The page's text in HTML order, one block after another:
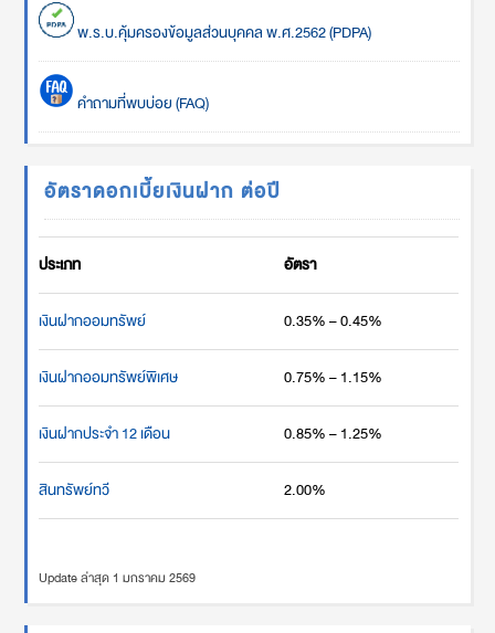
พ.ร.บ.คุ้มครองข้อมูลส่วนบุคคล พ.ศ.2562 (PDPA)
คำถามที่พบบ่อย (FAQ)
อัตราดอกเบี้ยเงินฝาก ต่อปี
ประเภท อัตรา
เงินฝากออมทรัพย์ 0.35% – 0.45%
เงินฝากออมทรัพย์พิเศษ 0.75% – 1.15%
เงินฝากประจำ 12 เดือน 0.85% – 1.25%
สินทรัพย์ทวี 2.00%
Update ล่าสุด 1 มกราคม 2569